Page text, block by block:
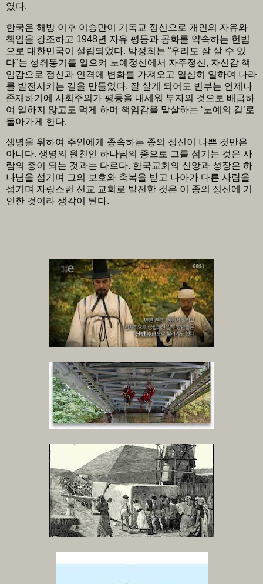
였다.
한국은 해방 이후 이승만이 기독교 정신으로 개인의 자유와
책임을 강조하고 1948년 자유 평등과 공화를 약속하는 헌법
으로 대한민국이 설립되었다. 박정희는 “우리도 잘 살 수 있
다”는 성취동기를 일으켜 노예정신에서 자주정신, 자신감 책
임감으로 정신과 인격에 변화를 가져오고 열심히 일하여 나라
를 발전시키는 길을 만들었다. 잘 살게 되어도 빈부는 언제나
존재하기에 사회주의가 평등을 내세워 부자의 것으로 배급하
여 일하지 않고도 먹게 하며 책임감을 말살하는 ‘노예의 길’로
돌아가게 한다.
생명을 위하여 주인에게 종속하는 종의 정신이 나쁜 것만은
아니다. 생명의 원천인 하나님의 종으로 그를 섬기는 것은 사
람의 종이 되는 것과는 다르다. 한국교회의 신앙과 성장은 하
나님을 섬기며 그의 보호와 축복을 받고 나아가 다른 사람을
섬기며 자랑스런 선교 교회로 발전한 것은 이 종의 정신에 기
인한 것이라 생각이 된다.